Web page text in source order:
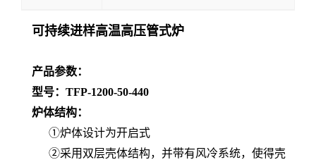
可持续进样高温高压管式炉
产品参数：
型号： TFP-1200-50-440
炉体结构：
①炉体设计为开启式
②采用双层壳体结构，并带有风冷系统，使得壳